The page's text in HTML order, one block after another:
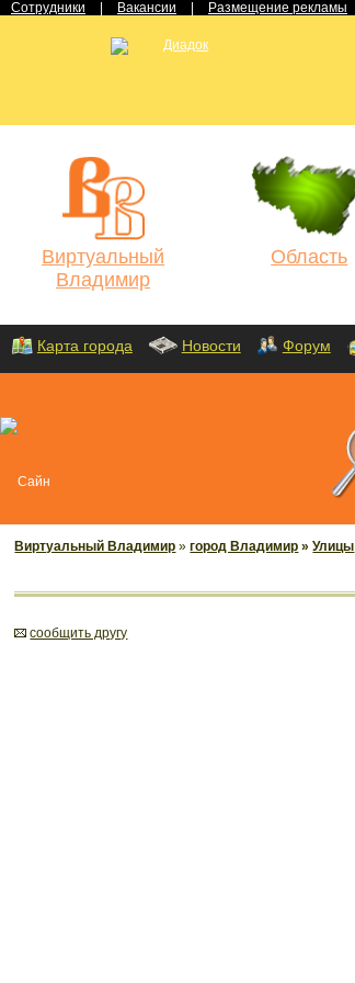
Сотрудники Вакансии Размещение рекламы
Виртуальный
Владимир
Область
Карта города Новости Форум
Виртуальный Владимир »город Владимир »Улицы
cообщить другу